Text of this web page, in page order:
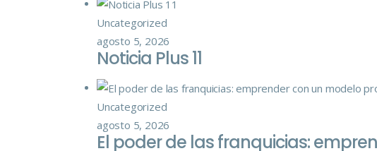
Uncategorized
agosto 5, 2026
Noticia Plus 11
Uncategorized
agosto 5, 2026
El poder de las franquicias: